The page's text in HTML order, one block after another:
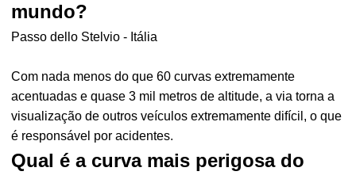
mundo?
Passo dello Stelvio - Itália
Com nada menos do que 60 curvas extremamente
acentuadas e quase 3 mil metros de altitude, a via torna a
visualização de outros veículos extremamente difícil, o que
é responsável por acidentes.
Qual é a curva mais perigosa do